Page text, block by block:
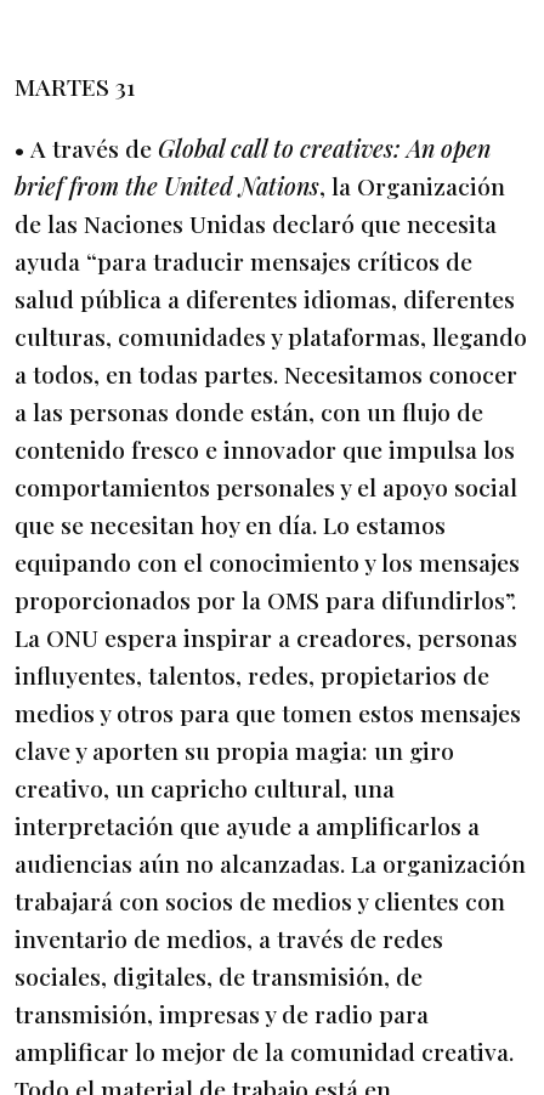
MARTES 31
• A través de Global call to creatives: An open
brief from the United Nations, la Organización
de las Naciones Unidas declaró que necesita
ayuda “para traducir mensajes críticos de
salud pública a diferentes idiomas, diferentes
culturas, comunidades y plataformas, llegando
a todos, en todas partes. Necesitamos conocer
a las personas donde están, con un flujo de
contenido fresco e innovador que impulsa los
comportamientos personales y el apoyo social
que se necesitan hoy en día. Lo estamos
equipando con el conocimiento y los mensajes
proporcionados por la OMS para difundirlos”.
La ONU espera inspirar a creadores, personas
influyentes, talentos, redes, propietarios de
medios y otros para que tomen estos mensajes
clave y aporten su propia magia: un giro
creativo, un capricho cultural, una
interpretación que ayude a amplificarlos a
audiencias aún no alcanzadas. La organización
trabajará con socios de medios y clientes con
inventario de medios, a través de redes
sociales, digitales, de transmisión, de
transmisión, impresas y de radio para
amplificar lo mejor de la comunidad creativa.